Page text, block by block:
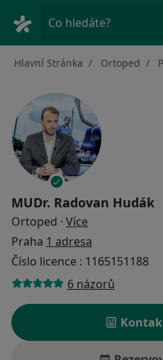
Co hledáte?
Hlavní Stránka Ortoped
MUDr. Radovan Hudák
Ortoped · Více
Praha 1 adresa
Číslo licence : 1165151188
6 názorů